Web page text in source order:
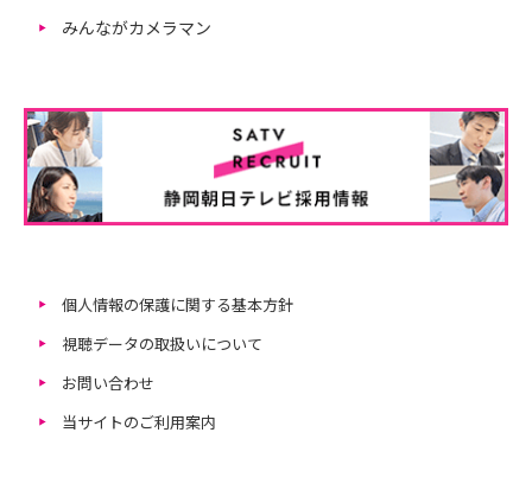
みんながカメラマン
個人情報の保護に関する基本方針
視聴データの取扱いについて
お問い合わせ
当サイトのご利用案内